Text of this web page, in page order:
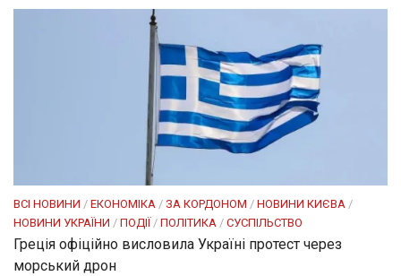
ВСІ НОВИНИ / ЕКОНОМІКА / ЗА КОРДОНОМ / НОВИНИ КИЄВА /
НОВИНИ УКРАЇНИ / ПОДІЇ / ПОЛІТИКА / СУСПІЛЬСТВО
Греція офіційно висловила Україні протест через
морський дрон